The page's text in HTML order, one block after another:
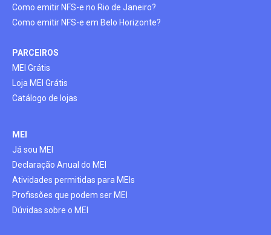
Como emitir NFS-e no Rio de Janeiro?
Como emitir NFS-e em Belo Horizonte?
PARCEIROS
MEI Grátis
Loja MEI Grátis
Catálogo de lojas
MEI
Já sou MEI
Declaração Anual do MEI
Atividades permitidas para MEIs
Profissões que podem ser MEI
Dúvidas sobre o MEI